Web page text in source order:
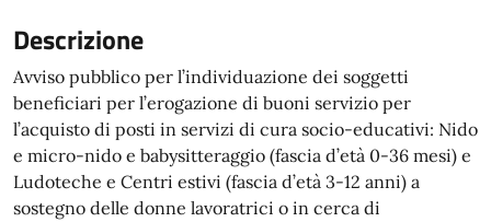
Descrizione
Avviso pubblico per l’individuazione dei soggetti
beneficiari per l’erogazione di buoni servizio per
l’acquisto di posti in servizi di cura socio-educativi: Nido
e micro-nido e babysitteraggio (fascia d’età 0-36 mesi) e
Ludoteche e Centri estivi (fascia d’età 3-12 anni) a
sostegno delle donne lavoratrici o in cerca di